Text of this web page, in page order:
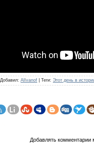
Добавил: AlIvanof Теги: Этот день в
Добавлять комментарии